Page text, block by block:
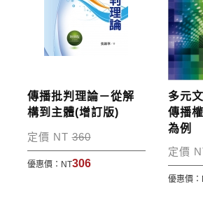
完成訂購
訂購完成後，可至會員專區查詢「
訂單處理的狀態。
運費說明:
*國內凡一次訂購本公司書籍900元(
包裹運送，一律免運費；899元以
費。外文書籍將由專人估價
，訂購
傳播批判理論－從解
構到主體(增訂版)
定價 NT360
優惠價： NT306
多元
傳播
為例
定價
優惠價：